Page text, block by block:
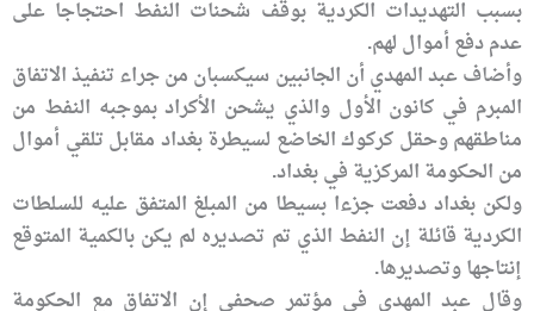
بسبب التهديدات الكردية بوقف شحنات النفط احتجاجا على
عدم دفع أموال لهم.
وأضاف عبد المهدي أن الجانبين سيكسبان من جراء تنفيذ الاتفاق
المبرم في كانون الأول والذي يشحن الأكراد بموجبه النفط من
مناطقهم وحقل كركوك الخاضع لسيطرة بغداد مقابل تلقي أموال
من الحكومة المركزية في بغداد.
ولكن بغداد دفعت جزءا بسيطا من المبلغ المتفق عليه للسلطات
الكردية قائلة إن النفط الذي تم تصديره لم يكن بالكمية المتوقع
إنتاجها وتصديرها.
وقال عبد المهدي في مؤتمر صحفي إن الاتفاق مع الحكومة